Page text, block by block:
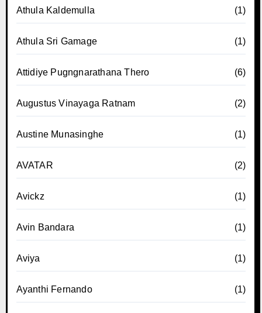
Athula Kaldemulla (1)
Athula Sri Gamage (1)
Attidiye Pugngnarathana Thero (6)
Augustus Vinayaga Ratnam (2)
Austine Munasinghe (1)
AVATAR (2)
Avickz (1)
Avin Bandara (1)
Aviya (1)
Ayanthi Fernando (1)